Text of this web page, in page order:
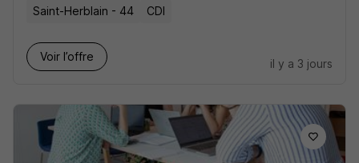
Saint-Herblain - 44 CDI
Voir l’offre
il y a 3 jours